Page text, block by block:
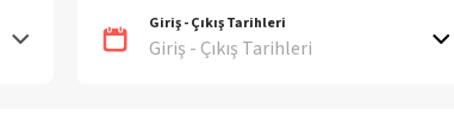
Giriş - Çıkış Tarihleri
Giriş - Çıkış Tarihleri